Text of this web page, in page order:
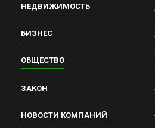
НЕДВИЖИМОСТЬ
БИЗНЕС
ОБЩЕСТВО
ЗАКОН
НОВОСТИ КОМПАНИЙ